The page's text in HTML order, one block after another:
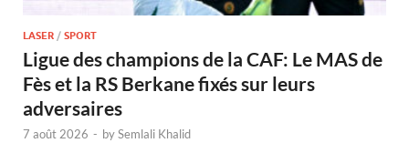
LASER / SPORT
Ligue des champions de la CAF: Le MAS de
Fès et la RS Berkane fixés sur leurs
adversaires
7 août 2026 - bySemlali Khalid